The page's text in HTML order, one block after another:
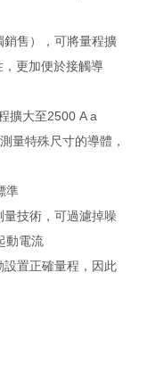
），可將量程擴
，更加便於接觸導
擴大至2500 A a
殊尺寸的導體，
準
術，可過濾掉噪
動電流
設置正確量程，因此